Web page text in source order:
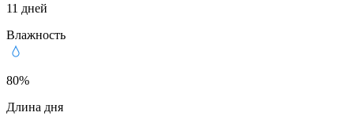
11 дней
Влажность
80%
Длина дня